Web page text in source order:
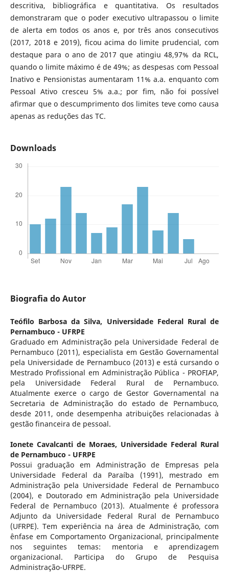
descritiva, bibliográfica e quantitativa. Os resultados
demonstraram que o poder executivo ultrapassou o limite
de alerta em todos os anos e, por três anos consecutivos
(2017, 2018 e 2019), ficou acima do limite prudencial, com
destaque para o ano de 2017 que atingiu 48,97% da RCL,
quando o limite máximo é de 49%; as despesas com Pessoal
Inativo e Pensionistas aumentaram 11% a.a. enquanto com
Pessoal Ativo cresceu 5% a.a.; por fim, não foi possível
afirmar que o descumprimento dos limites teve como causa
apenas as reduções das TC.
Downloads
Biografia do Autor
Teófilo Barbosa da Silva, Universidade Federal Rural de
Pernambuco - UFRPE
Graduado em Administração pela Universidade Federal de
Pernambuco (2011), especialista em Gestão Governamental
pela Universidade de Pernambuco (2013) e está cursando o
Mestrado Profissional em Administração Pública - PROFIAP,
pela Universidade Federal Rural de Pernambuco.
Atualmente exerce o cargo de Gestor Governamental na
Secretaria de Administração do estado de Pernambuco,
desde 2011, onde desempenha atribuições relacionadas à
gestão financeira de pessoal.
Ionete Cavalcanti de Moraes, Universidade Federal Rural
de Pernambuco - UFRPE
Possui graduação em Administração de Empresas pela
Universidade Federal da Paraíba (1991), mestrado em
Administração pela Universidade Federal de Pernambuco
(2004), e Doutorado em Administração pela Universidade
Federal de Pernambuco (2013). Atualmente é professora
Adjunto da Universidade Federal Rural de Pernambuco
(UFRPE). Tem experiência na área de Administração, com
ênfase em Comportamento Organizacional, principalmente
nos seguintes temas: mentoria e aprendizagem
organizacional. Participa do Grupo de Pesquisa
Administração-UFRPE.